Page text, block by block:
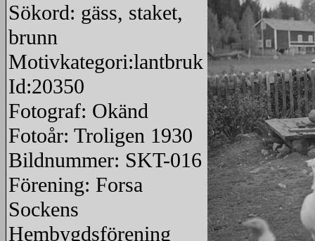
Sökord: gäss, staket,
brunn
Motivkategori:lantbruk
Id:20350
Fotograf: Okänd
Fotoår: Troligen 1930
Bildnummer: SKT-016
Förening: Forsa
Sockens
Hembygdsförening